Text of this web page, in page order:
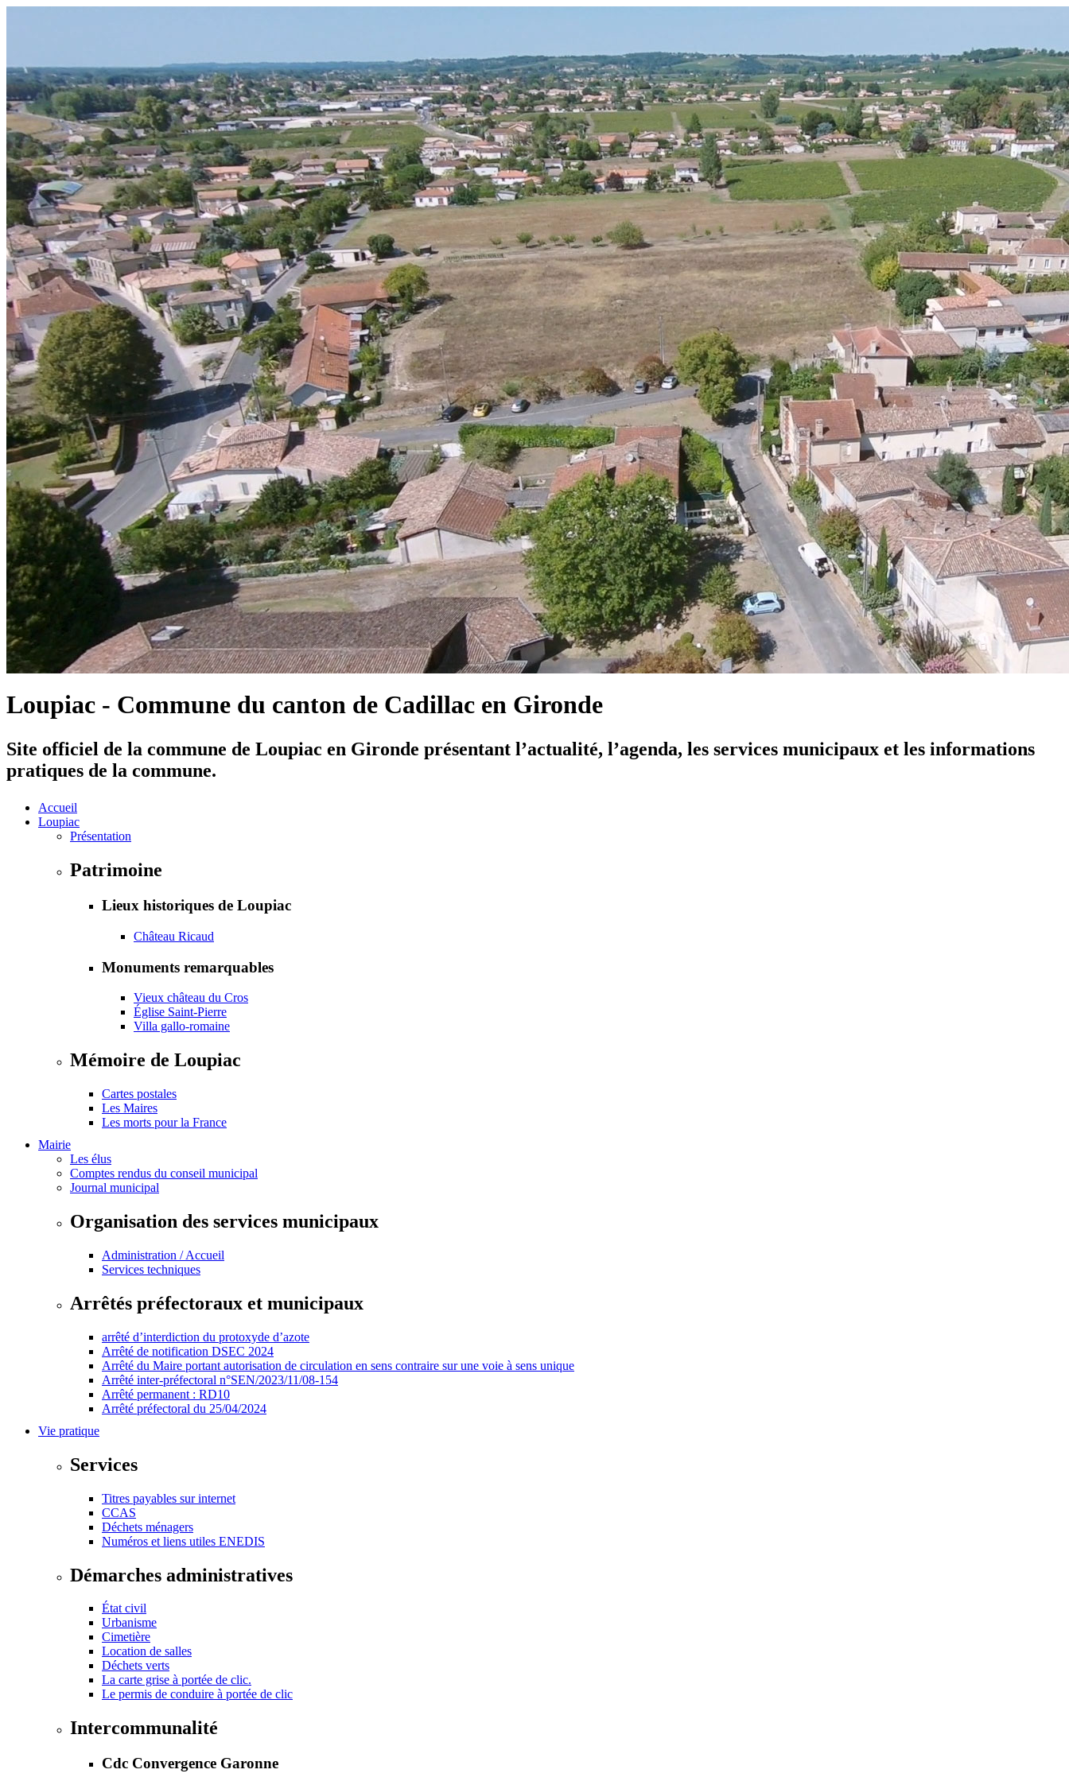
Loupiac - Commune du canton de Cadillac en Gironde
Site officiel de la commune de Loupiac en Gironde présentant l’actualité, l’agenda, les services municipaux et les informations
pratiques de la commune.
Accueil
Loupiac
Présentation
Patrimoine
Lieux historiques de Loupiac
Château Ricaud
Monuments remarquables
Vieux château du Cros
Église Saint-Pierre
Villa gallo-romaine
Mémoire de Loupiac
Cartes postales
Les Maires
Les morts pour la France
Mairie
Les élus
Comptes rendus du conseil municipal
Journal municipal
Organisation des services municipaux
Administration / Accueil
Services techniques
Arrêtés préfectoraux et municipaux
arrêté d’interdiction du protoxyde d’azote
Arrêté de notification DSEC 2024
Arrêté du Maire portant autorisation de circulation en sens contraire sur une voie à sens unique
Arrêté inter-préfectoral n°SEN/2023/11/08-154
Arrêté permanent : RD10
Arrêté préfectoral du 25/04/2024
Vie pratique
Services
Titres payables sur internet
CCAS
Déchets ménagers
Numéros et liens utiles ENEDIS
Démarches administratives
État civil
Urbanisme
Cimetière
Location de salles
Déchets verts
La carte grise à portée de clic.
Le permis de conduire à portée de clic
Intercommunalité
Cdc Convergence Garonne